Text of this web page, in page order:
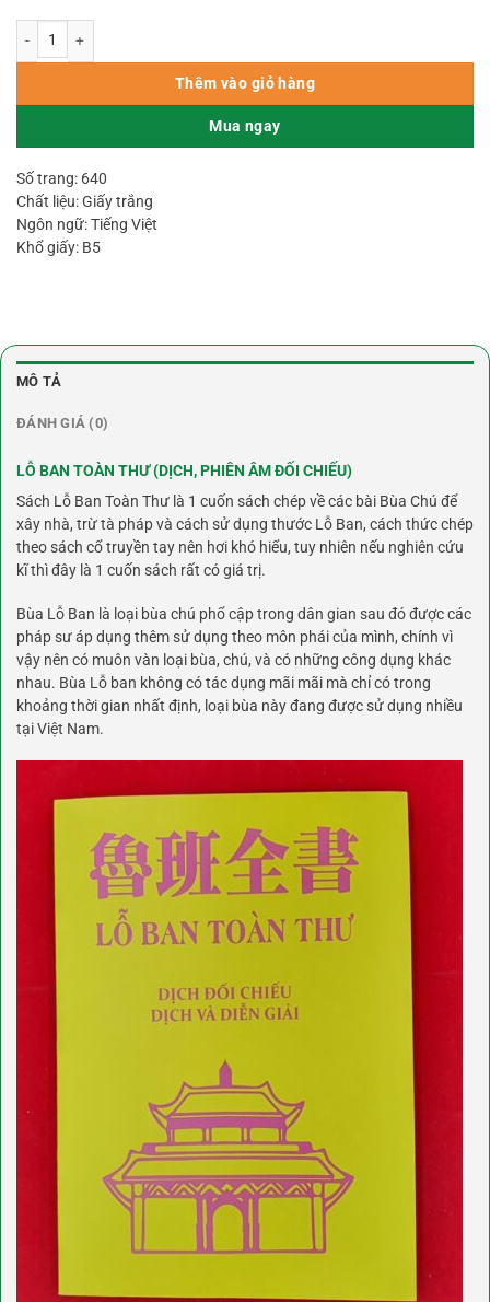
Thêm vào giỏ hàng
Mua ngay
Số trang: 640
Chất liệu: Giấy trắng
Ngôn ngữ: Tiếng Việt
Khổ giấy: B5
MÔ TẢ
ĐÁNH GIÁ (0)
LỖ BAN TOÀN THƯ (DỊCH, PHIÊN ÂM ĐỐI CHIẾU)
Sách Lỗ Ban Toàn Thư là 1 cuốn sách chép về các bài Bùa Chú để
xây nhà, trừ tà pháp và cách sử dụng thước Lỗ Ban, cách thức chép
theo sách cổ truyền tay nên hơi khó hiểu, tuy nhiên nếu nghiên cứu
kĩ thì đây là 1 cuốn sách rất có giá trị.
Bùa Lỗ Ban là loại bùa chú phổ cập trong dân gian sau đó được các
pháp sư áp dụng thêm sử dụng theo môn phái của mình, chính vì
vậy nên có muôn vàn loại bùa, chú, và có những công dụng khác
nhau. Bùa Lỗ ban không có tác dụng mãi mãi mà chỉ có trong
khoảng thời gian nhất định, loại bùa này đang được sử dụng nhiều
tại Việt Nam.